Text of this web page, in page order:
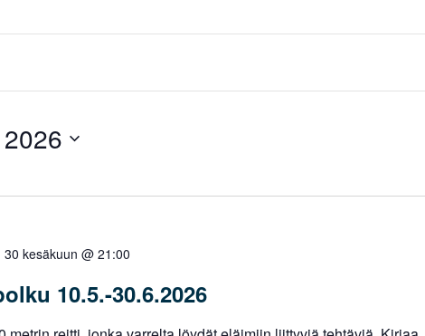
30 kesäkuun @ 21:00
10.5.-30.6.2026